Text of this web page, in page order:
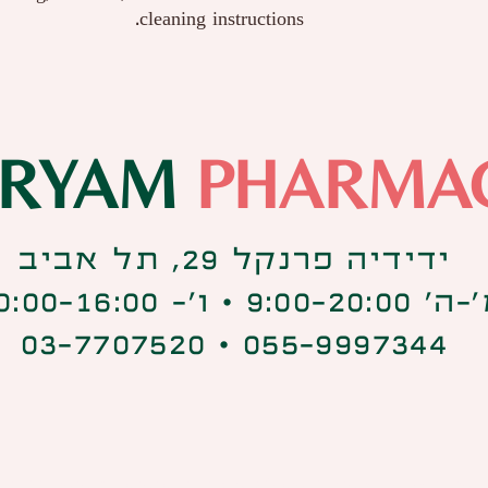
cleaning instructions.
ידידיה פרנקל 29, תל אביב
20:00 ⋅ ו׳- 10:00-16:00
055-9997344 ⋅ 03-7707520